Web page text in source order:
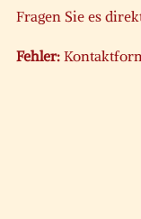
Fragen Sie es
Fehler: